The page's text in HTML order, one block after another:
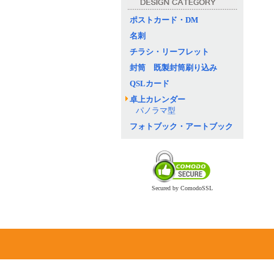
ポストカード・DM
名刺
チラシ・リーフレット
封筒 既製封筒刷り込み
QSLカード
卓上カレンダー
パノラマ型
フォトブック・アートブック
Secured by ComodoSSL